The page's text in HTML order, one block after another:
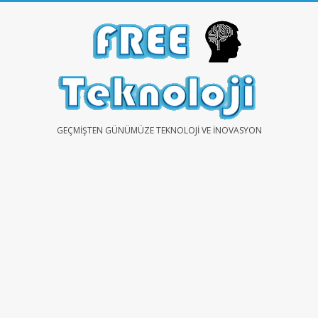
FREEGEÇMIŞTEN GÜNÜMÜZE TEKNOLOJI VE İNOVASYON